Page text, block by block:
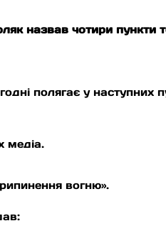
чотири пункти
полягає у наступних
медіа.
вогню».